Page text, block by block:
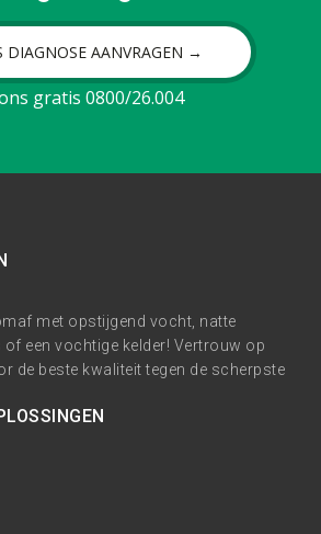
DIAGNOSE AANVRAGEN →
gratis 0800/26.004
met opstijgend vocht, natte
een vochtige kelder! Vertrouw op
de beste kwaliteit tegen de scherpste